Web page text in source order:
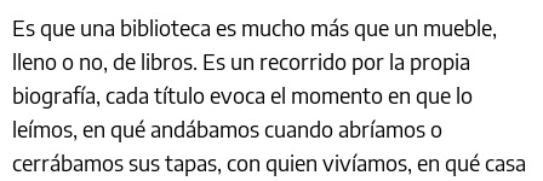
Es que una biblioteca es mucho más que un mueble,
lleno o no, de libros. Es un recorrido por la propia
biografía, cada título evoca el momento en que lo
leímos, en qué andábamos cuando abríamos o
cerrábamos sus tapas, con quien vivíamos, en qué casa